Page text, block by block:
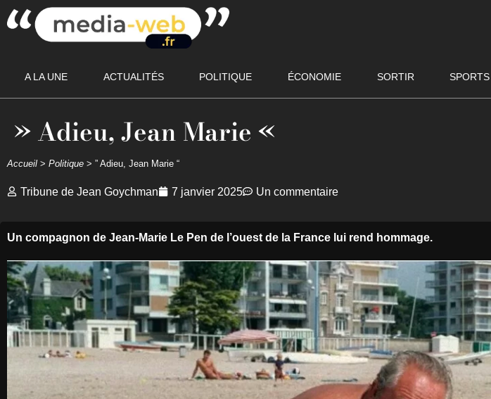
A LA UNE ACTUALITÉS POLITIQUE ÉCONOMIE SORTIR SPORTS
» Adieu, Jean Marie «
Accueil > Politique > ” Adieu, Jean Marie “
Tribune de Jean Goychman 7 janvier 2025 Un commentaire
Un compagnon de Jean-Marie Le Pen de l’ouest de la France lui rend hommage.